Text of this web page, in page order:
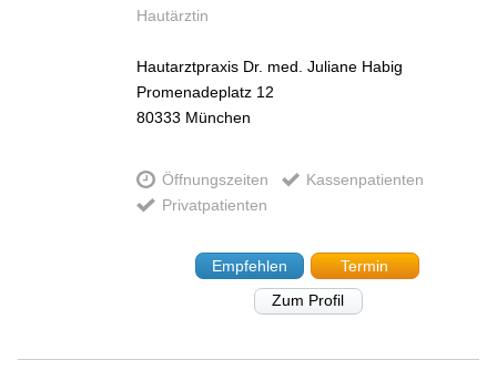
Hautärztin
Hautarztpraxis Dr. med. Juliane Habig
Promenadeplatz 12
80333 München
Öffnungszeiten
Kassenpatienten
Privatpatienten
Empfehlen
Termin
Zum Profil